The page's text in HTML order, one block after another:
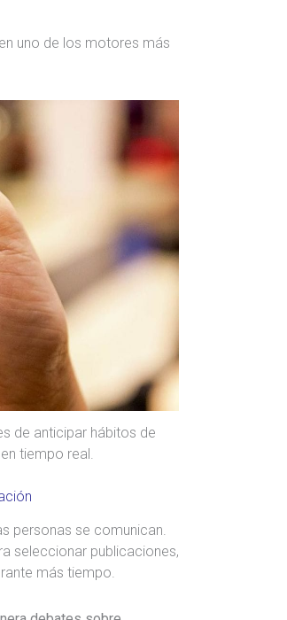
uno de los motores más
de anticipar hábitos de
tiempo real.
personas se comunican.
seleccionar publicaciones,
más tiempo.